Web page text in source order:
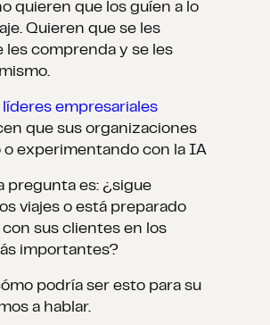
quieren que los guíen a lo
Quieren que se les
les comprenda y se les
líderes empresariales
que sus organizaciones
o experimentando con la IA
pregunta es: ¿sigue
viajes o está preparado
sus clientes en los
importantes?
podría ser esto para su
a hablar.